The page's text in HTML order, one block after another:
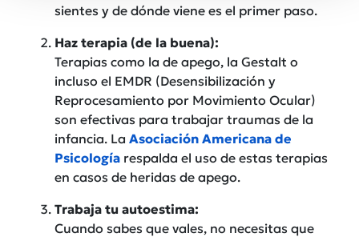
sientes y de dónde viene es el primer paso.
Haz terapia (de la buena):
Terapias como la de apego, la Gestalt o
incluso el EMDR (Desensibilización y
Reprocesamiento por Movimiento Ocular)
son efectivas para trabajar traumas de la
infancia. La Asociación Americana de
Psicología respalda el uso de estas terapias
en casos de heridas de apego.
Trabaja tu autoestima:
Cuando sabes que vales, no necesitas que